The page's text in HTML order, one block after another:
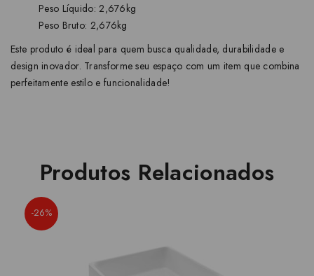
Peso Líquido: 2,676kg
Peso Bruto: 2,676kg
Este produto é ideal para quem busca qualidade, durabilidade e
design inovador. Transforme seu espaço com um item que combina
perfeitamente estilo e funcionalidade!
Produtos Relacionados
-26%